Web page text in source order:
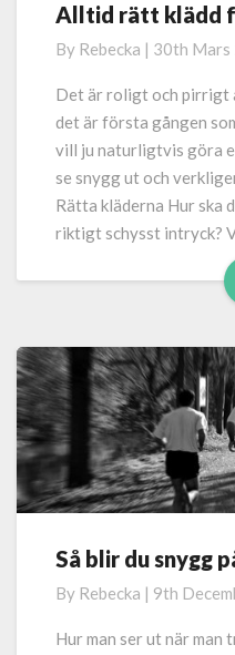
Alltid
klädd
för
Alltid rätt klädd
By Rebecka | 30th Mars
Det är roligt och pirrigt
det är första gången
vill ju naturligtvis göra
se snygg ut och
Rätta kläderna Hur ska
riktigt schysst intryck?
Så
du
snygg
Så blir du snygg
By Rebecka | 9th
Hur man ser ut när